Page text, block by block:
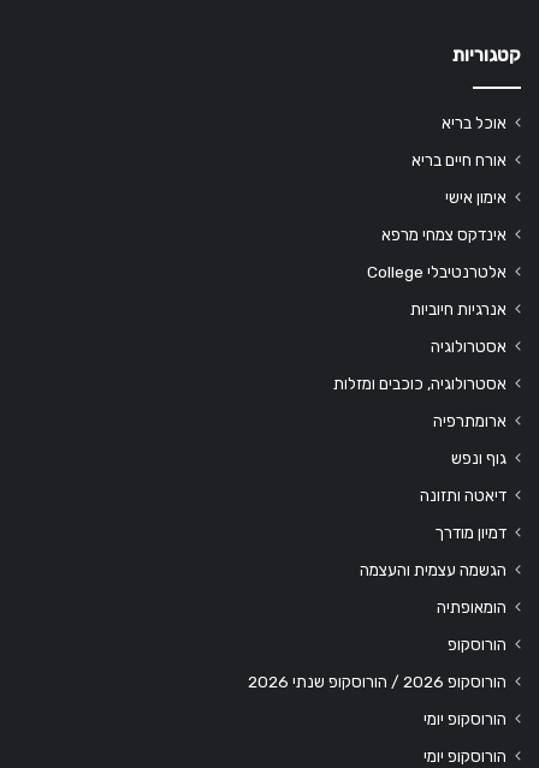
קטגוריות
אוכל בריא
אורח חיים בריא
אימון אישי
אינדקס צמחי מרפא
אלטרנטיבלי College
אנרגיות חיוביות
אסטרולוגיה
אסטרולוגיה, כוכבים ומזלות
ארומתרפיה
גוף ונפש
דיאטה ותזונה
דמיון מודרך
הגשמה עצמית והעצמה
הומאופתיה
הורוסקופ
הורוסקופ 2026 / הורוסקופ שנתי 2026
הורוסקופ יומי
הורוסקופ יומי